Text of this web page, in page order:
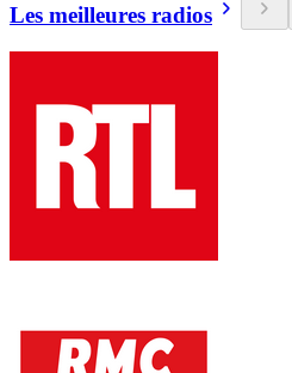
Les meilleures radios